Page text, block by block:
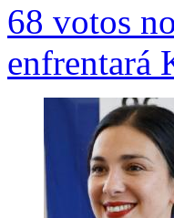
68 votos
enfrentará